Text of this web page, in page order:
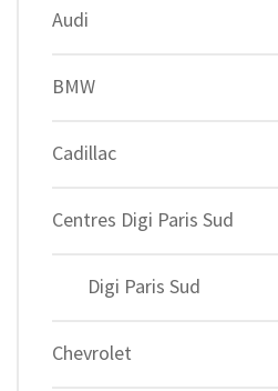
Audi
BMW
Cadillac
Centres Digi Paris Sud
Digi Paris Sud
Chevrolet